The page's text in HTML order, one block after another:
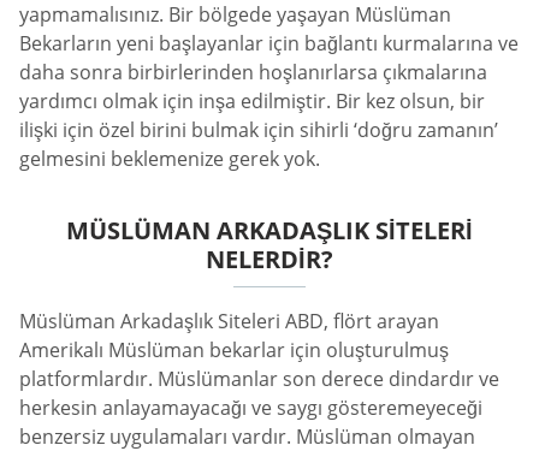
yapmamalısınız. Bir bölgede yaşayan Müslüman
Bekarların yeni başlayanlar için bağlantı kurmalarına ve
daha sonra birbirlerinden hoşlanırlarsa çıkmalarına
yardımcı olmak için inşa edilmiştir. Bir kez olsun, bir
ilişki için özel birini bulmak için sihirli ‘doğru zamanın’
gelmesini beklemenize gerek yok.
MÜSLÜMAN ARKADAŞLIK SITELERI
NELERDIR?
Müslüman Arkadaşlık Siteleri ABD, flört arayan
Amerikalı Müslüman bekarlar için oluşturulmuş
platformlardır. Müslümanlar son derece dindardır ve
herkesin anlayamayacağı ve saygı gösteremeyeceği
benzersiz uygulamaları vardır. Müslüman olmayan